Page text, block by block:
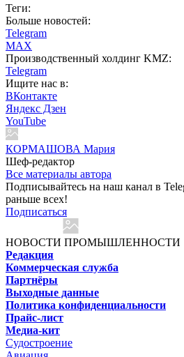
Теги:
Больше новостей:
Telegram
MAX
Производственный холдинг KMZ:
Telegram
Ищите нас в:
ВКонтакте
Яндекс Дзен
YouTube
КОРМАШОВА Мария
Шеф-редактор
Все материалы автора
Подписывайтесь на наш канал в
раньше всех!
Подписаться
НОВОСТИ ПРОМЫШЛЕННОСТИ
Редакция
Коммерческая служба
Партнёры
Выходные данные
Политика конфиденциальности
Прайс-лист
Медиа-кит
Судостроение